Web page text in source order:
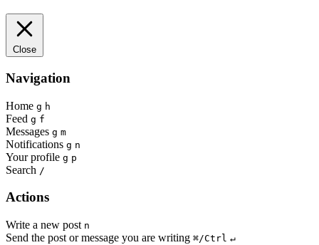
Close
Navigation
Home g h
Feed g f
Messages g m
Notifications g n
Your profile g p
Search /
Actions
Write a new post n
Send the post or message you are writing ⌘/Ctrl ↵